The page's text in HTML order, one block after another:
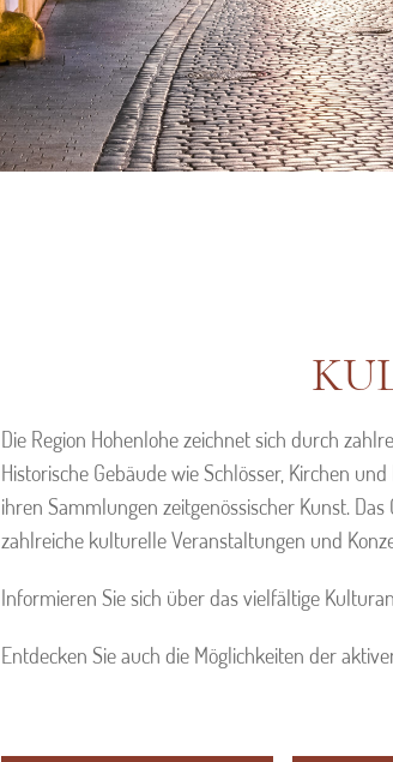
Die Region Hohenlohe zeichnet sich durch
Historische Gebäude wie Schlösser, Kirchen
ihren Sammlungen zeitgenössischer Kunst.
zahlreiche kulturelle Veranstaltungen und
Informieren Sie sich über das vielfältige
Entdecken Sie auch die Möglichkeiten der